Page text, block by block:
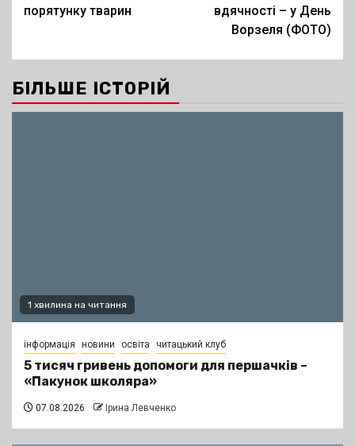
порятунку тварин
вдячності – у День
Ворзеля (ФОТО)
БІЛЬШЕ ІСТОРІЙ
1 хвилина на читання
інформація новини освіта читацький клуб
5 тисяч гривень допомоги для першачків –
«Пакунок школяра»
07.08.2026 Ірина Левченко